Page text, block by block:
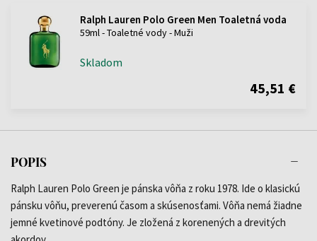
Ralph Lauren Polo Green Men Toaletná voda
59ml - Toaletné vody - Muži
Skladom
45,51 €
POPIS
Ralph Lauren Polo Green je pánska vôňa z roku 1978. Ide o klasickú
pánsku vôňu, preverenú časom a skúsenosťami. Vôňa nemá žiadne
jemné kvetinové podtóny. Je zložená z korenených a drevitých